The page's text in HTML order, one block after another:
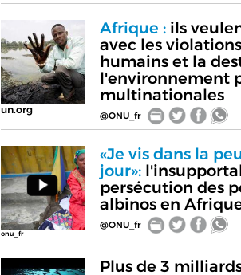
un.org
Afrique :ils
avec les
humains et la
l'environnement
multinationales
@ONU_fr
onu_fr
«Je vis dans la
jour»:
persécution des
albinos en
@ONU_fr
Plus de 3